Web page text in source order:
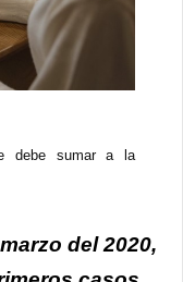
debe sumar a la
del 2020,